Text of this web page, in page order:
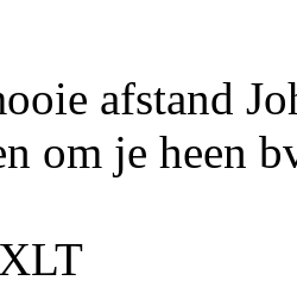
afstand
om je heen